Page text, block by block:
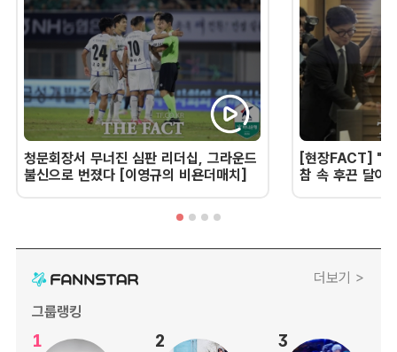
청문회장서 무너진 심판 리더십, 그라운드
불신으로 번졌다 [이영규의 비욘더매치]
[현장FACT] "한
참 속 후끈 달아
더보기 >
그룹랭킹
1 2 3